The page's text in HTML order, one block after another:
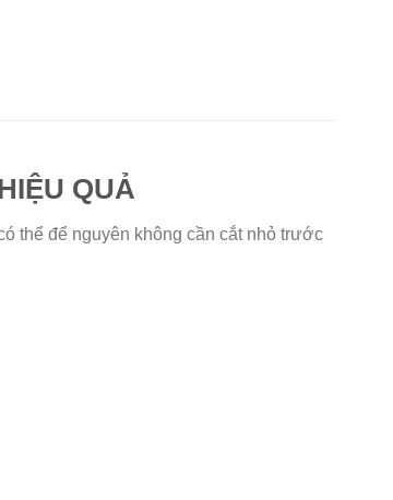
QUẢ
thể để nguyên không cần cắt nhỏ trước